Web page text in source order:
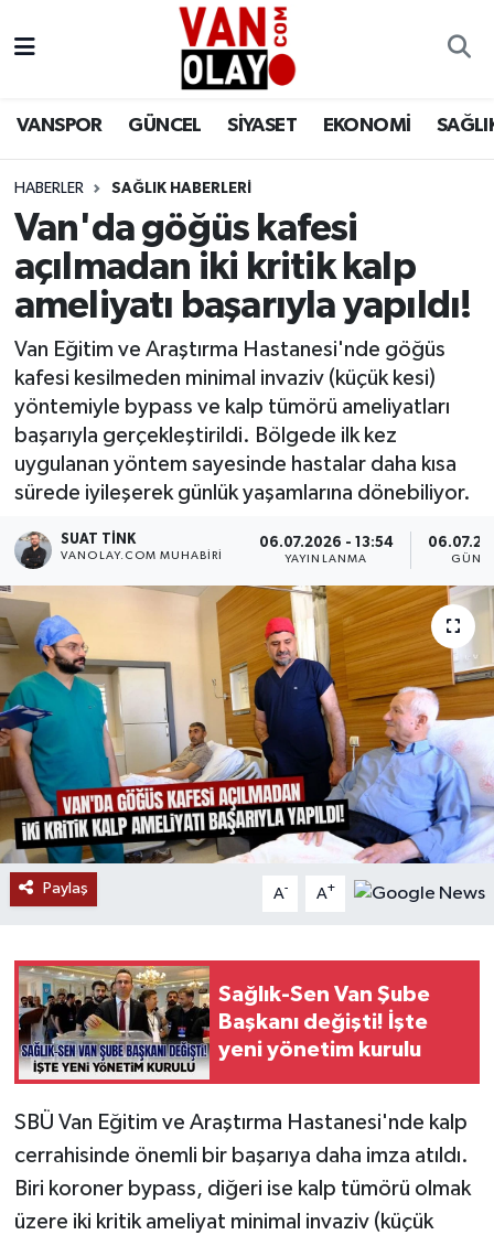
VANSPOR GÜNCEL SİYASET EKONOMİ
HABERLER SAĞLIK HABERLERİ
Van'da göğüs kafesi
açılmadan iki kritik kalp
ameliyatı başarıyla yapıldı!
Van Eğitim ve Araştırma Hastanesi'nde göğüs
kafesi kesilmeden minimal invaziv (küçük kesi)
yöntemiyle bypass ve kalp tümörü ameliyatları
başarıyla gerçekleştirildi. Bölgede ilk kez
uygulanan yöntem sayesinde hastalar daha kısa
sürede iyileşerek günlük yaşamlarına dönebiliyor.
SUAT TINK
VANOLAY.COM MUHABIRI
06.07.2026 - 13:54
YAYINLANMA
Paylaş A- A+
Sağlık-Sen Van Şube
Başkanı değişti! İşte
yeni yönetim kurulu
SBÜ Van Eğitim ve Araştırma Hastanesi'nde kalp
cerrahisinde önemli bir başarıya daha imza atıldı.
Biri koroner bypass, diğeri ise kalp tümörü olmak
üzere iki kritik ameliyat minimal invaziv (küçük
Siyaset
Ekonomi
Sağlık
Eğitim
Bilim & Teknoloji
Dünya
RESMİ İLANLAR
Van Nöbetçi Eczaneler
Van Namaz Vakitleri
Van Trafik Yoğunluk Haritası
Süper Lig Puan Durumu ve Fikstür
Tüm Manşetler
Son Dakika Haberleri
Haber Arşivi